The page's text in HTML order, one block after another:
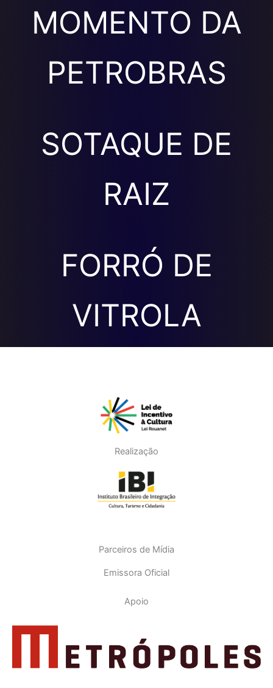
MOMENTO DA
PETROBRAS
SOTAQUE DE
RAIZ
FORRÓ DE
VITROLA
Realização
Parceiros de Mídia
Emissora Oficial
Apoio